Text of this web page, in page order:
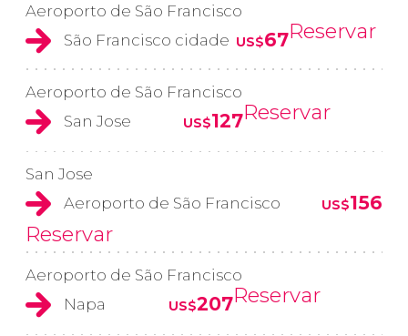
Aeroporto de São Francisco
São Francisco cidade US$67Reservar
Aeroporto de São Francisco
San Jose
US$127Reservar
San Jose
Aeroporto de São Francisco
US$156
Reservar
Aeroporto de São Francisco
Napa
US$207Reservar